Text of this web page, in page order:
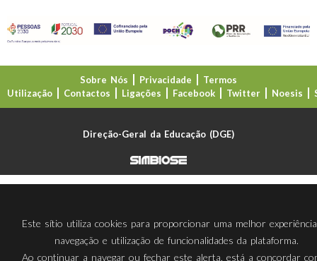
Sobre Nós Privacidade
Termos
Utilização
Contactos Ligações Facebook Twitter Noesis
Direção-Geral da Educação (DGE)
Este sítio utiliza cookies para proporcionar uma melhor
navegação e utilização de funcionalidades da plataforma.
Ao continuar a navegar ou fechar este alerta, está a concordar